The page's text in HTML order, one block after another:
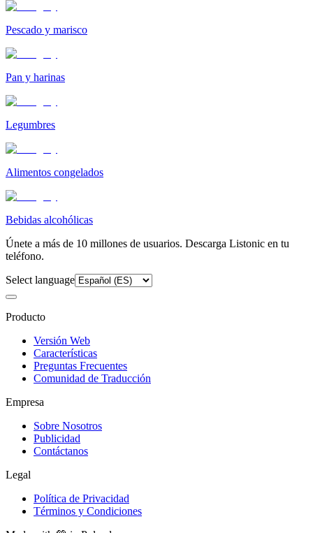
Pescado y marisco
Pan y harinas
Legumbres
Alimentos congelados
Bebidas alcohólicas
Únete a más de 10 millones de usuarios. Descarga Listonic en tu
teléfono.
Select language
Producto
Versión Web
Características
Preguntas Frecuentes
Comunidad de Traducción
Empresa
Sobre Nosotros
Publicidad
Contáctanos
Legal
Política de Privacidad
Términos y Condiciones